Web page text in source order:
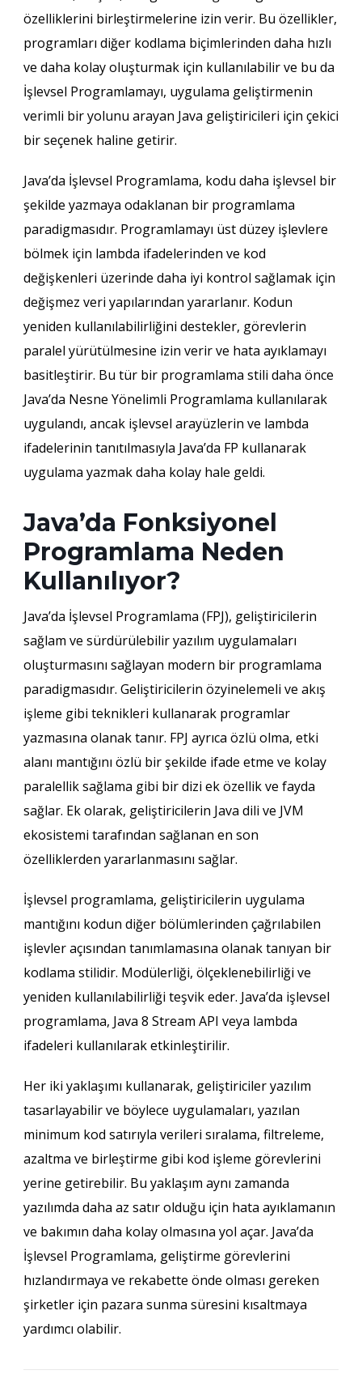
özelliklerini birleştirmelerine izin verir. Bu özellikler,
programları diğer kodlama biçimlerinden daha hızlı
ve daha kolay oluşturmak için kullanılabilir ve bu da
İşlevsel Programlamayı, uygulama geliştirmenin
verimli bir yolunu arayan Java geliştiricileri için çekici
bir seçenek haline getirir.
Java’da İşlevsel Programlama, kodu daha işlevsel bir
şekilde yazmaya odaklanan bir programlama
paradigmasıdır. Programlamayı üst düzey işlevlere
bölmek için lambda ifadelerinden ve kod
değişkenleri üzerinde daha iyi kontrol sağlamak için
değişmez veri yapılarından yararlanır. Kodun
yeniden kullanılabilirliğini destekler, görevlerin
paralel yürütülmesine izin verir ve hata ayıklamayı
basitleştirir. Bu tür bir programlama stili daha önce
Java’da Nesne Yönelimli Programlama kullanılarak
uygulandı, ancak işlevsel arayüzlerin ve lambda
ifadelerinin tanıtılmasıyla Java’da FP kullanarak
uygulama yazmak daha kolay hale geldi.
Java’da Fonksiyonel
Programlama Neden
Kullanılıyor?
Java’da İşlevsel Programlama (FPJ), geliştiricilerin
sağlam ve sürdürülebilir yazılım uygulamaları
oluşturmasını sağlayan modern bir programlama
paradigmasıdır. Geliştiricilerin özyinelemeli ve akış
işleme gibi teknikleri kullanarak programlar
yazmasına olanak tanır. FPJ ayrıca özlü olma, etki
alanı mantığını özlü bir şekilde ifade etme ve kolay
paralellik sağlama gibi bir dizi ek özellik ve fayda
sağlar. Ek olarak, geliştiricilerin Java dili ve JVM
ekosistemi tarafından sağlanan en son
özelliklerden yararlanmasını sağlar.
İşlevsel programlama, geliştiricilerin uygulama
mantığını kodun diğer bölümlerinden çağrılabilen
işlevler açısından tanımlamasına olanak tanıyan bir
kodlama stilidir. Modülerliği, ölçeklenebilirliği ve
yeniden kullanılabilirliği teşvik eder. Java’da işlevsel
programlama, Java 8 Stream API veya lambda
ifadeleri kullanılarak etkinleştirilir.
Her iki yaklaşımı kullanarak, geliştiriciler yazılım
tasarlayabilir ve böylece uygulamaları, yazılan
minimum kod satırıyla verileri sıralama, filtreleme,
azaltma ve birleştirme gibi kod işleme görevlerini
yerine getirebilir. Bu yaklaşım aynı zamanda
yazılımda daha az satır olduğu için hata ayıklamanın
ve bakımın daha kolay olmasına yol açar. Java’da
İşlevsel Programlama, geliştirme görevlerini
hızlandırmaya ve rekabette önde olması gereken
şirketler için pazara sunma süresini kısaltmaya
yardımcı olabilir.